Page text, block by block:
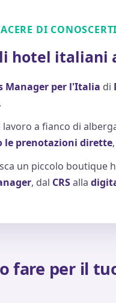
DI CONOSCERTI
hotel italiani
Manager per l'Italia di
a fianco di
le prenotazioni dirette
un piccolo
, dal CRSalla
fare per il